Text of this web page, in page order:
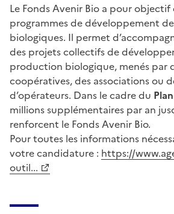
Le Fonds Avenir Bio a pour
programmes de développement
biologiques. Il permet
des projets collectifs de
production biologique, menés par
coopératives, des associations ou
d’opérateurs. Dans le cadre du
millions supplémentaires par an
renforcent le Fonds Avenir Bio.
Pour toutes les informations
votre candidature : https://
outil...